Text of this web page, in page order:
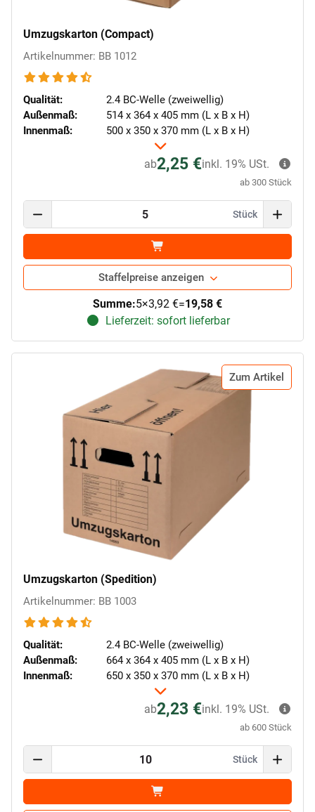
Umzugskarton (Compact)
Artikelnummer: BB 1012
Qualität:
2.4 BC-Welle (zweiwellig)
Außenmaß:
514 x 364 x 405 mm (L x B x H)
Innenmaß:
500 x 350 x 370 mm (L x B x H)
ab2,25 €
ab 300 Stück
inkl. 19% USt.
Stück
Staffelpreise anzeigen
Summe:5×3,92 €=19,58 €
Lieferzeit: sofort lieferbar
Zum Artikel
Umzugskarton (Spedition)
Artikelnummer: BB 1003
Qualität:
2.4 BC-Welle (zweiwellig)
Außenmaß:
664 x 364 x 405 mm (L x B x H)
Innenmaß:
650 x 350 x 370 mm (L x B x H)
ab2,23 €
ab 600 Stück
inkl. 19% USt.
Stück